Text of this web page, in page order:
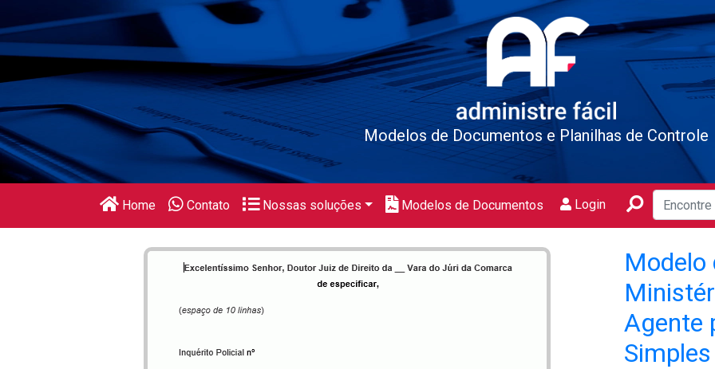
Modelos de Documentos e Planilhas de Controle
Home Contato Nossas soluções Modelos de Documentos Login
Modelo
Agente
Simples